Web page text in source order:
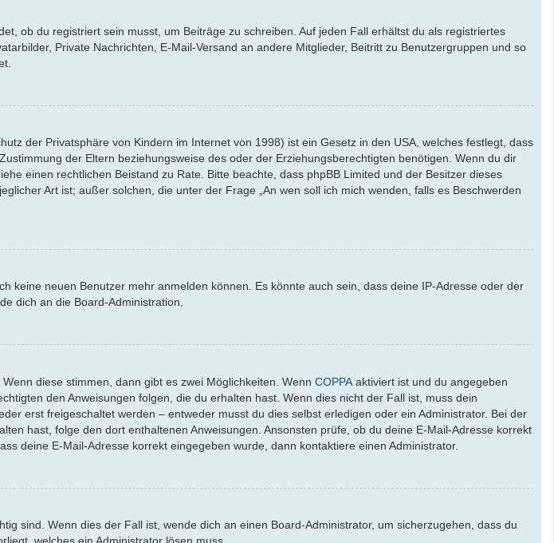
ob du registriert sein musst, um Beiträge zu schreiben. Auf jeden Fall erhältst du als registriertes
Private Nachrichten, E-Mail-Versand an andere Mitglieder, Beitritt zu Benutzergruppen und so
der Privatsphäre von Kindern im Internet von 1998) ist ein Gesetz in den USA, welches festlegt, dass
der Eltern beziehungsweise des oder der Erziehungsberechtigten benötigen. Wenn du dir
einen rechtlichen Beistand zu Rate. Bitte beachte, dass phpBB Limited und der Besitzer dieses
Art ist; außer solchen, die unter der Frage „An wen soll ich mich wenden, falls es Beschwerden
keine neuen Benutzer mehr anmelden können. Es könnte auch sein, dass deine IP-Adresse oder der
dich an die Board-Administration.
diese stimmen, dann gibt es zwei Möglichkeiten. Wenn COPPA aktiviert ist und du angegeben
den Anweisungen folgen, die du erhalten hast. Wenn dies nicht der Fall ist, muss dein
erst freigeschaltet werden – entweder musst du dies selbst erledigen oder ein Administrator. Bei der
hast, folge den dort enthaltenen Anweisungen. Ansonsten prüfe, ob du deine E-Mail-Adresse korrekt
deine E-Mail-Adresse korrekt eingegeben wurde, dann kontaktiere einen Administrator.
sind. Wenn dies der Fall ist, wende dich an einen Board-Administrator, um sicherzugehen, dass du